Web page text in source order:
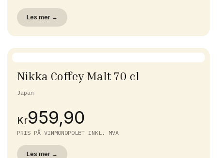
Les mer →
Nikka Coffey Malt 70 cl
Japan
Kr959,90
PRIS PÅ VINMONOPOLET INKL. MVA
Les mer →